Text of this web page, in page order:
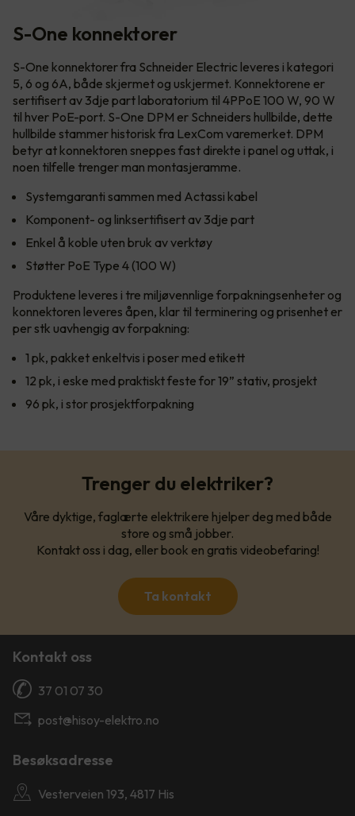
S-One konnektorer
S-One konnektorer fra Schneider Electric leveres i kategori
5, 6 og 6A, både skjermet og uskjermet. Konnektorene er
sertifisert av 3dje part laboratorium til 4PPoE 100 W, 90 W
til hver PoE-port. S-One DPM er Schneiders hullbilde, dette
hullbilde stammer historisk fra LexCom varemerket. DPM
betyr at konnektoren sneppes fast direkte i panel og uttak, i
noen tilfelle trenger man montasjeramme.
Systemgaranti sammen med Actassi kabel
Komponent- og linksertifisert av 3dje part
Enkel å koble uten bruk av verktøy
Støtter PoE Type 4 (100 W)
Produktene leveres i tre miljøvennlige forpakningsenheter og
konnektoren leveres åpen, klar til terminering og prisenhet er
per stk uavhengig av forpakning:
1 pk, pakket enkeltvis i poser med etikett
12 pk, i eske med praktiskt feste for 19” stativ, prosjekt
96 pk, i stor prosjektforpakning
Trenger du elektriker?
Våre dyktige, faglærte elektrikere hjelper deg med både
store og små jobber.
Kontakt oss i dag, eller book en gratis videobefaring!
Ta kontakt
Kontakt oss
37 01 07 30
post@hisoy-elektro.no
Besøksadresse
Vesterveien 193, 4817 His